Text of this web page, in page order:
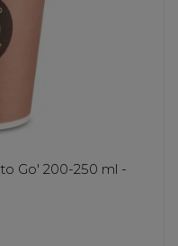
Go' 200-250 ml -